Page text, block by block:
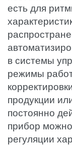
есть для
в системы
режимы
продукции
постоянно
прибор
регуляции